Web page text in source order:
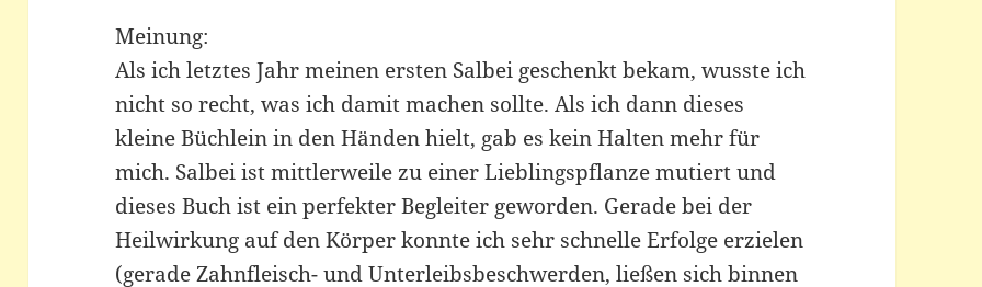
Meinung:
Als ich letztes Jahr meinen ersten Salbei geschenkt bekam, wusste ich
nicht so recht, was ich damit machen sollte. Als ich dann dieses
kleine Büchlein in den Händen hielt, gab es kein Halten mehr für
mich. Salbei ist mittlerweile zu einer Lieblingspflanze mutiert und
dieses Buch ist ein perfekter Begleiter geworden. Gerade bei der
Heilwirkung auf den Körper konnte ich sehr schnelle Erfolge erzielen
(gerade Zahnfleisch- und Unterleibsbeschwerden, ließen sich binnen